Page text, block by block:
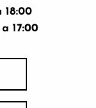
18:00
17:00